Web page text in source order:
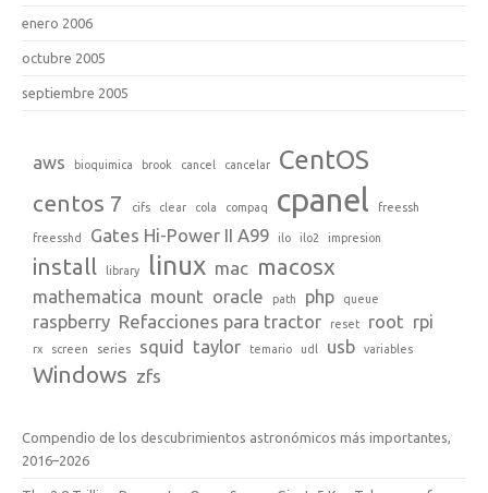
enero 2006
octubre 2005
septiembre 2005
aws bioquimica brook cancel cancelar CentOS
centos 7 cifs clear cola compaq cpanel freessh
freesshd Gates Hi-Power II A99 ilo ilo2 impresion
install library linux mac macosx
mathematica mount oracle path php queue
raspberry Refacciones para tractor reset root rpi
rx screen series squid taylor temario udl usb variables
Windows zfs
Compendio de los descubrimientos astronómicos más importantes,
2016–2026